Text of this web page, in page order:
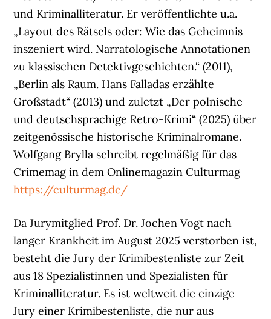
und Kriminalliteratur. Er veröffentlichte u.a.
„Layout des Rätsels oder: Wie das Geheimnis
inszeniert wird. Narratologische Annotationen
zu klassischen Detektivgeschichten.“ (2011),
„Berlin als Raum. Hans Falladas erzählte
Großstadt“ (2013) und zuletzt „Der polnische
und deutschsprachige Retro-Krimi“ (2025) über
zeitgenössische historische Kriminalromane.
Wolfgang Brylla schreibt regelmäßig für das
Crimemag in dem Onlinemagazin Culturmag
https://culturmag.de/
Da Jurymitglied Prof. Dr. Jochen Vogt nach
langer Krankheit im August 2025 verstorben ist,
besteht die Jury der Krimibestenliste zur Zeit
aus 18 Spezialistinnen und Spezialisten für
Kriminalliteratur. Es ist weltweit die einzige
Jury einer Krimibestenliste, die nur aus